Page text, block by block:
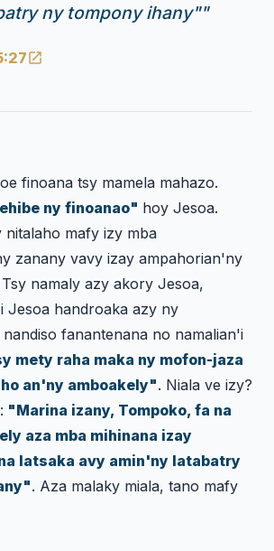
ny tompony ihany""
finoana tsy mamela mahazo.
ny finoanao" hoy Jesoa.
nitalaho mafy izy mba
zanany vavy izay ampahorian'ny
namaly azy akory Jesoa,
Jesoa handroaka azy ny
fanantenana no namalian'i
mety raha maka ny mofon-jaza
an'ny amboakely". Niala ve izy?
"Marina izany, Tompoko, fa na
aza mba mihinana izay
latsaka avy amin'ny latabatry
. Aza malaky miala, tano mafy